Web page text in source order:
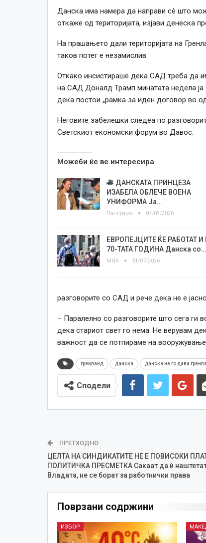
Данска има намера да направи сè што
откаже од територијата, изјави денеска
На прашањето дали територијата на
таков потег е незамислив.
Откако инсистираше дека САД треба да
на САД Доналд Трамп минатата недела ја
дека постои „рамка за иден договор во
Неговите забелешки следеа по
Светскиот економски форум во Давос.
Можеби ќе ве интересира
ДАНСКАТА ПРИНЦЕЗА
ИЗАБЕЛА ОБЛЕЧЕ ВОЕНА
УНИФОРМА Ја…
Панорама 04/08/2026
ЕВРОПEЈЦИТЕ ЌЕ РАБОТАТ И
70-ТАТА ГОДИНА Данска со…
МИА 31/07/2026
разговорите со САД и рече дека не е
– Паралелно со разговорите што сега ги
дека стариот свет го нема. Не верувам
важност да се потпираме на
гренланд данска данска не го дава
Сподели
ПРЕТХОДНО
ЦЕЛТА НА СИНДИКАТИТЕ НЕ Е ПОВИСОКИ
ПОЛИТИЧКА ПРЕСМЕТКА Сакаат да ѝ
Владата, не се борат за работнички права
Поврзани содржини
ИЗБОР